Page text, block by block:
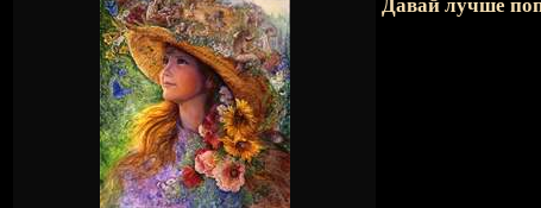
Давай лучше